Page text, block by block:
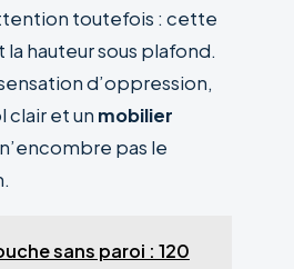
toutefois : cette
hauteur sous plafond.
d’oppression,
clair et un mobilier
pas le
sans paroi : 120